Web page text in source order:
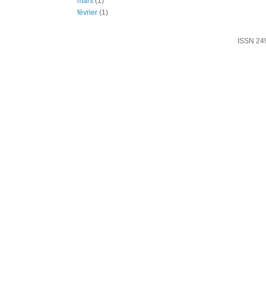
février (1)
ISSN